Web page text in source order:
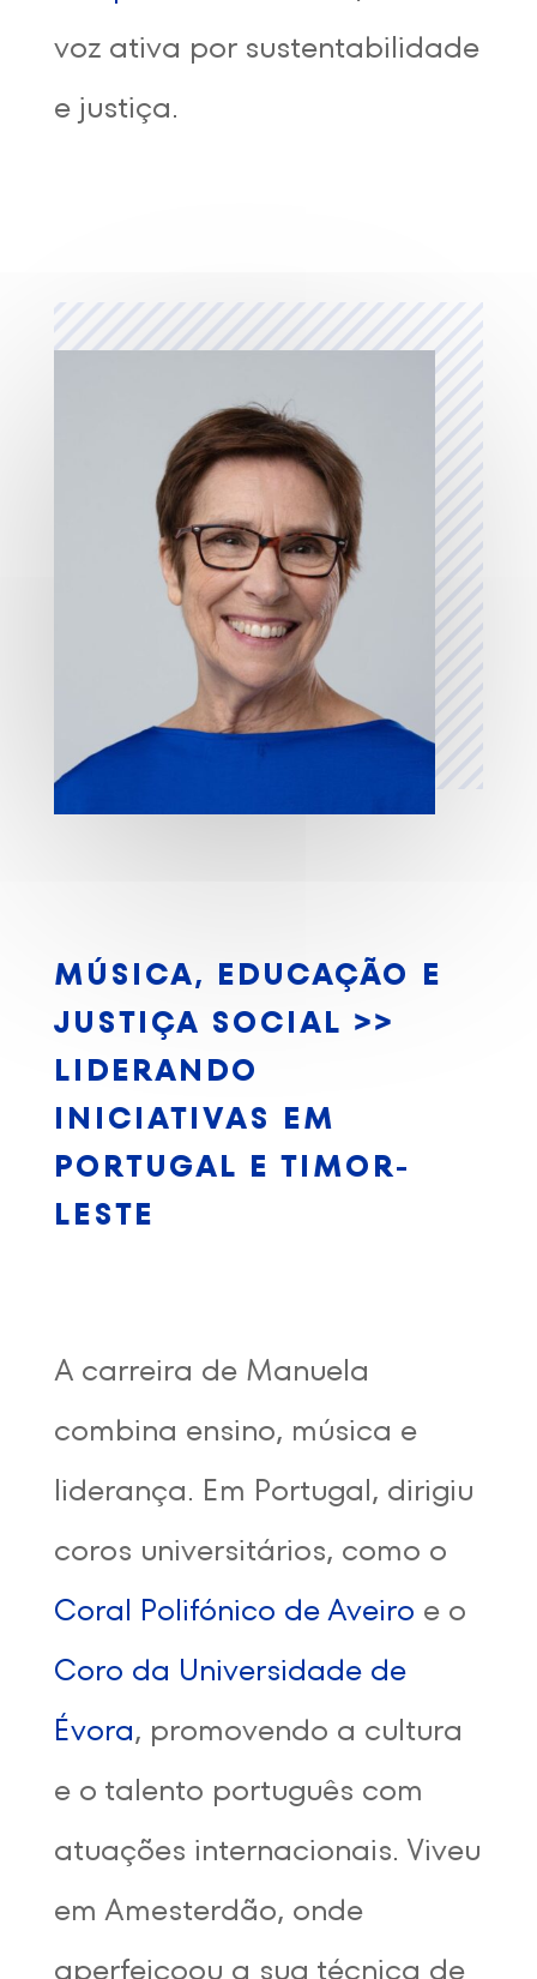
voz ativa por sustentabilidade
e justiça.
MÚSICA, EDUCAÇÃO E
JUSTIÇA SOCIAL >>
LIDERANDO
INICIATIVAS EM
PORTUGAL E TIMOR-
LESTE
A carreira de Manuela
combina ensino, música e
liderança. Em Portugal, dirigiu
coros universitários, como o
Coral Polifónico de Aveiro e o
Coro da Universidade de
Évora, promovendo a cultura
e o talento português com
atuações internacionais. Viveu
em Amesterdão, onde
aperfeiçoou a sua técnica de